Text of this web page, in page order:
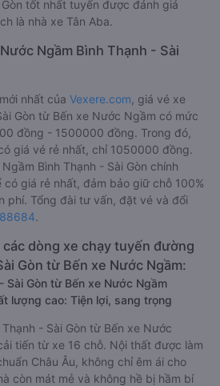
tốt nhất tuyến được đánh giá
là nhà xe Tân Aba.
Ngầm Bình Thạnh - Sài
nhất của Vexere.com , giá vé xe
Gòn từ Bến xe Nước Ngầm có mức
đồng - 1500000 đồng. Trong đó,
giá vé rẻ nhất, chỉ 1050000 đồng.
Bình Thạnh - Sài Gòn chính
có giá rẻ nhất, đảm bảo giữ chỗ 100%
phí. Tổng đài tư vấn, đặt vé và đổi
.
dòng xe chạy tuyến đường
Gòn từ Bến xe Nước Ngầm:
Sài Gòn từ Bến xe Nước Ngầm
lượng cao: Tiện lợi, sang trọng
- Sài Gòn từ Bến xe Nước
tiến từ xe 16 chỗ. Nội thất được làm
Châu Âu, không chỉ êm ái cho
còn mát mẻ và không hề bị hầm bí